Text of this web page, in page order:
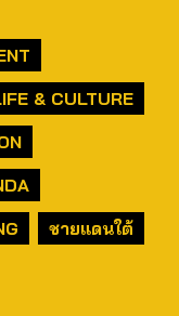
& CULTURE
ชายแดนใต้